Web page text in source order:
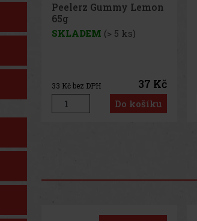
Peelerz Gummy White
Peach 65g
SKLADEM (> 5 ks)
33 Kč bez DPH 37 Kč
Do košíku